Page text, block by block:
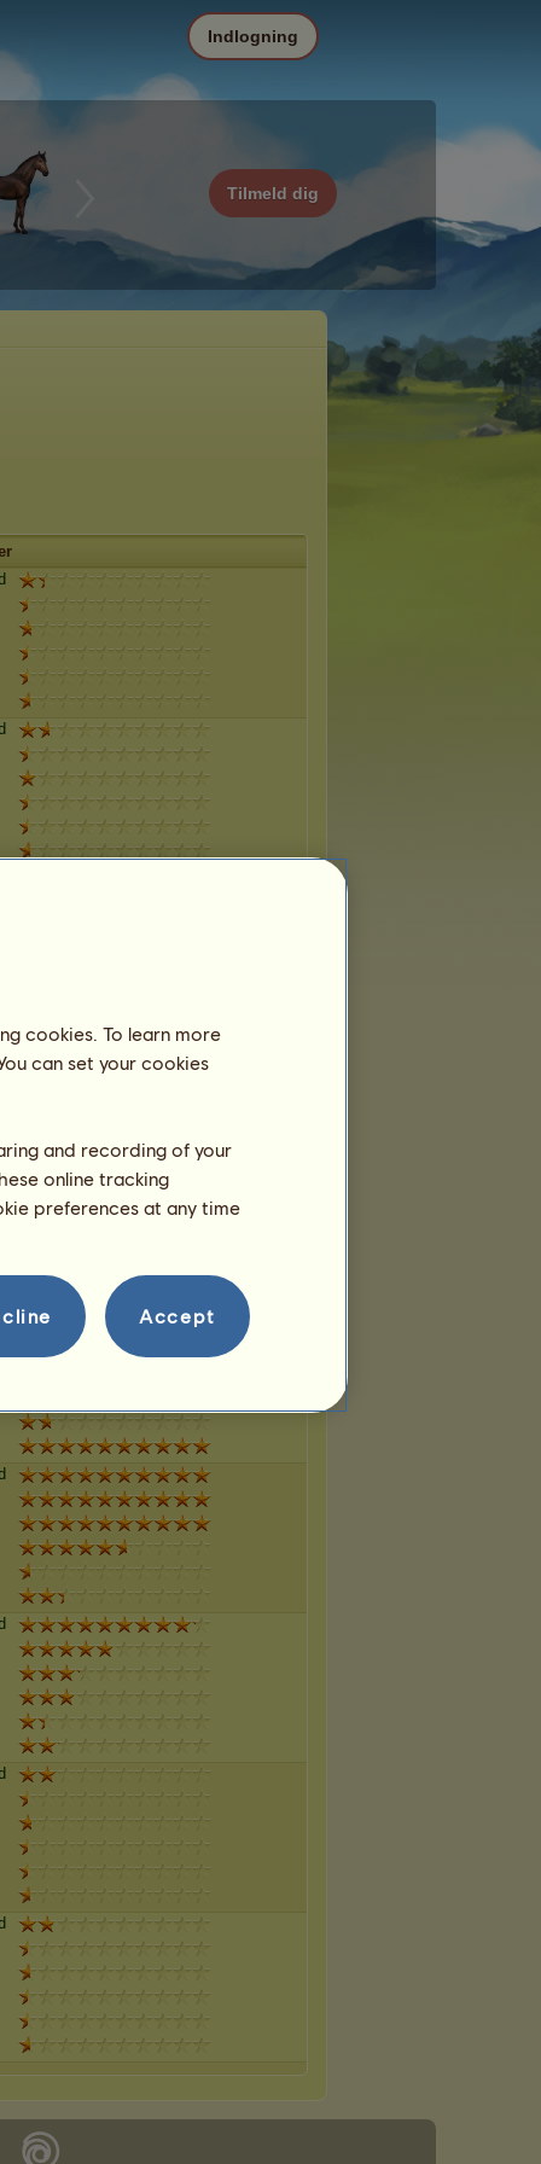
Tilmeld dig
Indlogning
cookies. To learn more
can set your cookies
and recording of your
online tracking
preferences at any time
Accept